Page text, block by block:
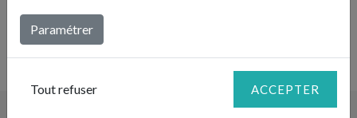
ALOSE À L’OSEILLE DE BENOIT
Paramétrer
Tout refuser ACCEPTER